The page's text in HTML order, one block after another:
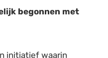
begonnen met
initiatief waarin